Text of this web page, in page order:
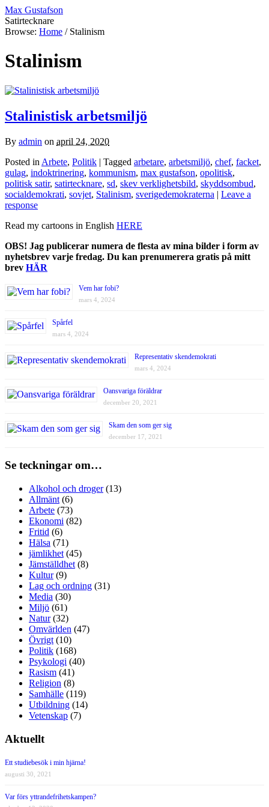
Max Gustafson
Satirtecknare
Browse: Home / Stalinism
Stalinism
Stalinistisk arbetsmiljö
By admin on april 24, 2020
Posted in Arbete, Politik | Tagged arbetare, arbetsmiljö, chef, facket,
gulag, indoktrinering, kommunism, max gustafson, opolitisk,
politisk satir, satirtecknare, sd, skev verklighetsbild, skyddsombud,
socialdemokrati, sovjet, Stalinism, sverigedemokraterna | Leave a
response
Read my cartoons in English HERE
OBS! Jag publicerar numera de flesta av mina bilder i form av
nyhetsbrev varje fredag. Du kan prenumerera gratis på mitt
brev HÄR
Vem har fobi?
mars 4, 2024
Spårfel
mars 4, 2024
Representativ skendemokrati
mars 4, 2024
Oansvariga föräldrar
december 20, 2021
Skam den som ger sig
december 17, 2021
Se teckningar om…
Alkohol och droger(13)
Allmänt (6)
Arbete (73)
Ekonomi (82)
Fritid (6)
Hälsa (71)
jämlikhet (45)
Jämställdhet (8)
Kultur(9)
Lag och ordning (31)
Media (30)
Miljö (61)
Natur(32)
Omvärlden (47)
Övrigt (10)
Politik (168)
Psykologi (40)
Rasism (41)
Religion (8)
Samhälle (119)
Utbildning (14)
Vetenskap (7)
Aktuellt
Ett studiebesök i min hjärna!
augusti 30, 2021
Var förs yttrandefrihetskampen?